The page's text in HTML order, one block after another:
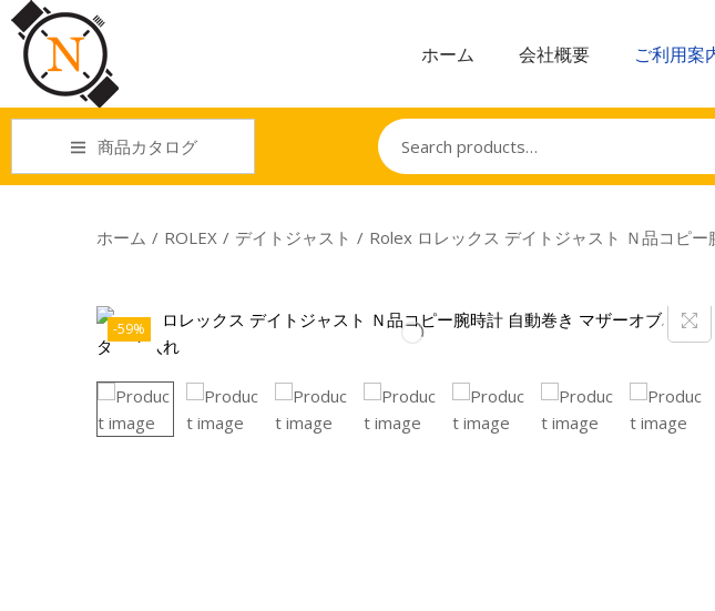
ホーム 会社概要 ご利用案
商品カタログ
ホーム / ROLEX / デイトジャスト / Rolex ロレックス デイトジャスト Ｎ品コピ
-59%